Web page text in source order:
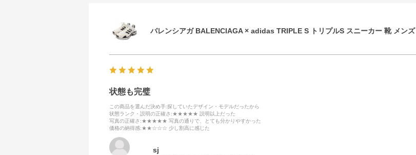
バレンシアガ BALENCIAGA × adidas TRIPLE S トリプルS スニーカー 靴 メンズ
状態も完璧
この商品を選んだ決め手:探していたデザイン・モデルだったから
状態ランク・説明の正確さ :★★★★★ 説明以上だった
写真の正確さ :★★★★★ 写真の通りで、とても分かりやすかった
価格の納得感:★★☆☆☆ 少し割高に感じた
sj